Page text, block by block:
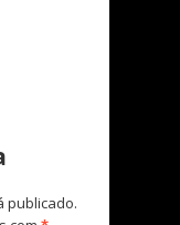
publicado.